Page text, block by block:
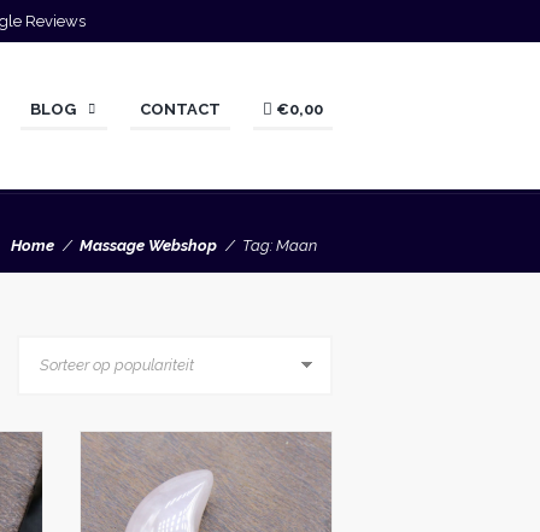
Reviews
BLOG CONTACT €0,00
Home Massage Webshop Tag: Maan